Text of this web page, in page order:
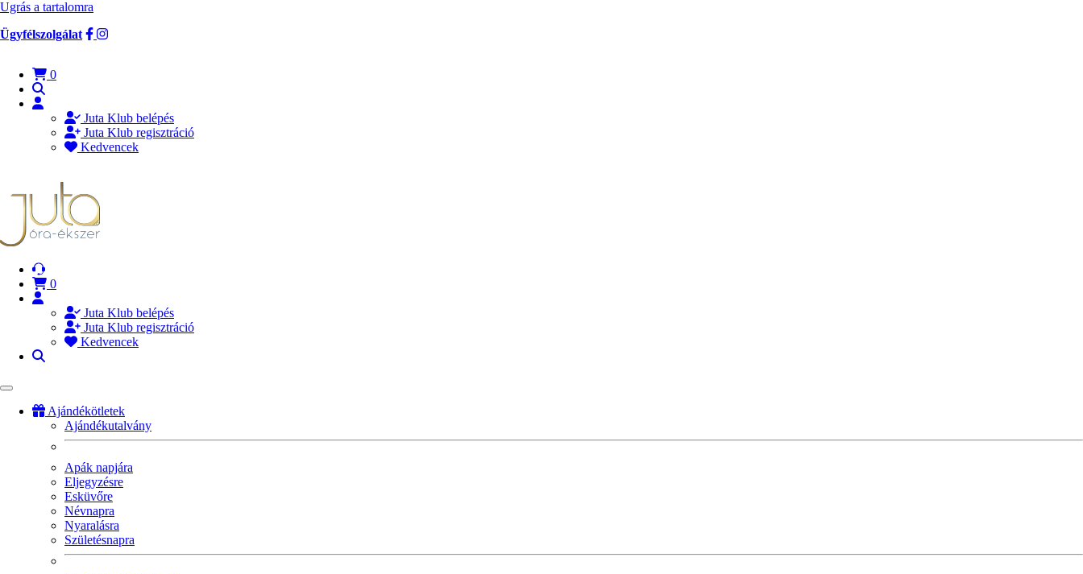
Ugrás a tartalomra
Ügyfélszolgálat
0
Juta Klub belépés
Juta Klub regisztráció
Kedvencek
0
Juta Klub belépés
Juta Klub regisztráció
Kedvencek
Ajándékötletek
Ajándékutalvány
Apák napjára
Eljegyzésre
Esküvőre
Névnapra
Nyaralásra
Születésnapra